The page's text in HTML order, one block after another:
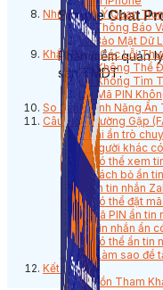
Simple Chat
Phần mềm quản
sàn TMDT.
Những Lưu Ý Quan
Về Thông Báo
Về Bảo Mật Dữ
Khắc Phục Các Lỗi
Lỗi Không Thể
Lỗi Không Tìm
Lỗi Mã PIN
So Sánh Tính Năng Ẩn
Câu Hỏi Thường Gặp
1. Khi ẩn trò
2. Người khác
3. Có thể xem
4. Cách bỏ ẩn
5. Ẩn tin nhắn
6. Có thể đặt
7. Mã PIN ẩn
8. Tin nhắn ẩn
9. Có thể ẩn tin
10. Làm sao để
Kết Luận
Nguồn Tham